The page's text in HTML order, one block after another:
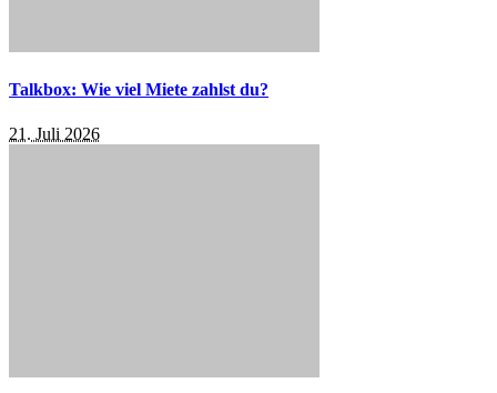
Talkbox: Wie viel Miete zahlst du?
21. Juli 2026